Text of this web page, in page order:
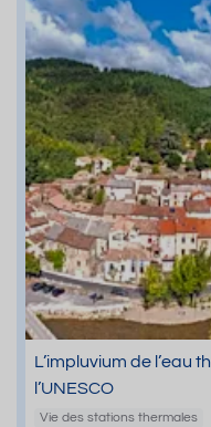
L’impluvium de l’eau
l’UNESCO
Vie des stations thermales